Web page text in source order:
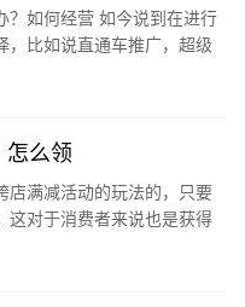
？如何经营 如今说到在进行
，比如说直通车推广，超级
么领
店满减活动的玩法的，只要
这对于消费者来说也是获得